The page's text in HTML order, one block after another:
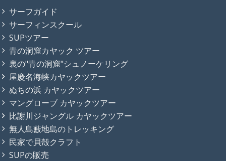
サーフガイド
サーフィンスクール
SUPツアー
青の洞窟カヤック ツアー
裏の"青の洞窟"シュノーケリング
屋慶名海峡カヤックツアー
ぬちの浜 カヤックツアー
マングローブ カヤックツアー
比謝川ジャングル カヤックツアー
無人島藪地島のトレッキング
民家で貝殻クラフト
SUPの販売